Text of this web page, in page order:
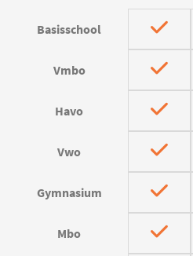
Basisschool
Vmbo
Havo
Vwo
Gymnasium
Mbo